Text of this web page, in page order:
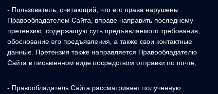
- Пользователь, считающий, что его права нарушены
Правообладателем Сайта, вправе направить последнему
претензию, содержащую суть предъявляемого требования,
обоснование его предъявления, а также свои контактные
данные. Претензия также направляется Правообладателю
Сайта в письменном виде посредством отправки по почте;
- Правообладатель Сайта рассматривает полученную